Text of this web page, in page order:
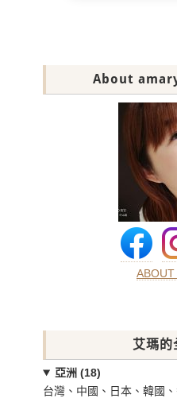
About
艾瑪的
亞洲 (18)
台灣、中國、日本、韓國